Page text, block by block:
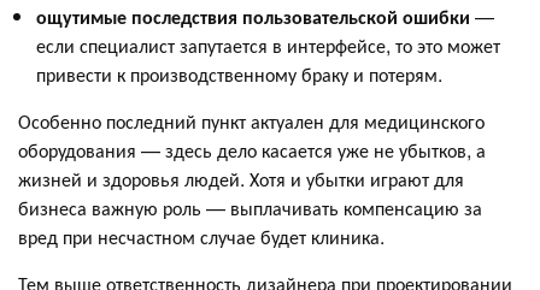
ощутимые последствия пользовательской ошибки —
если специалист запутается в интерфейсе, то это может
привести к производственному браку и потерям.
Особенно последний пункт актуален для медицинского
оборудования — здесь дело касается уже не убытков, а
жизней и здоровья людей. Хотя и убытки играют для
бизнеса важную роль — выплачивать компенсацию за
вред при несчастном случае будет клиника.
Тем выше ответственность дизайнера при проектировании